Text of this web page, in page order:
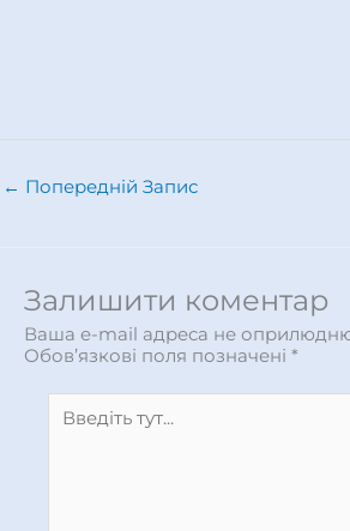
← Попередній Запис
Залишити коментар
Ваша e-mail адреса не
Обов’язкові поля позначені *
тут...